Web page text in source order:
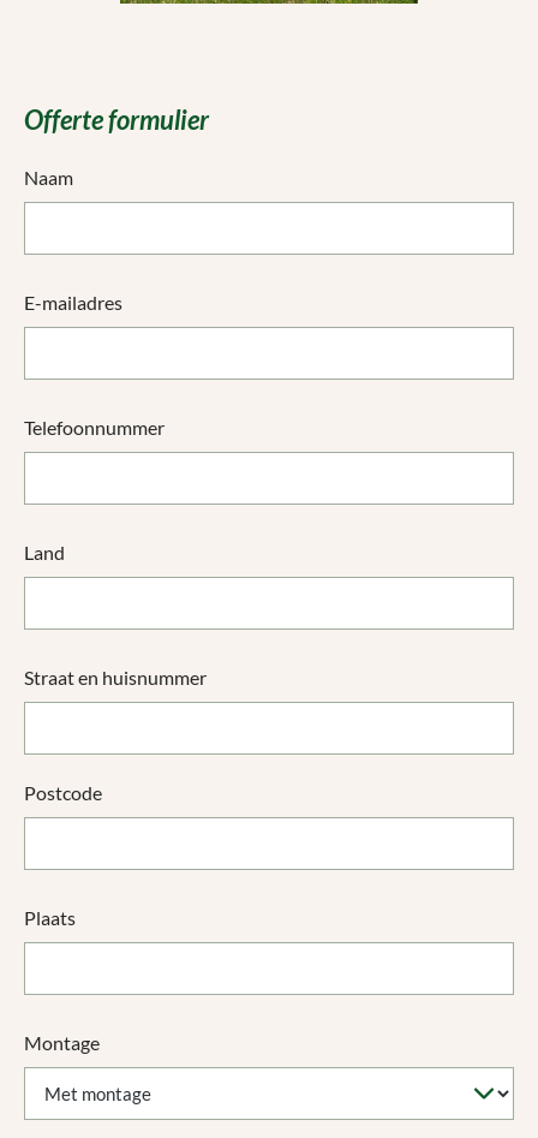
Offerte formulier
Naam
E-mailadres
Telefoonnummer
Land
Straat en huisnummer
Postcode
Plaats
Montage